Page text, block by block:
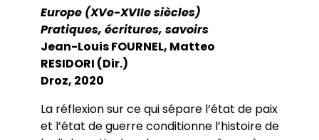
Europe (XVe-XVIIe siècles)
Pratiques, écritures, savoirs
Jean-Louis FOURNEL, Matteo
RESIDORI (Dir.)
Droz, 2020
La réflexion sur ce qui sépare l’état de paix
et l’état de guerre conditionne l’histoire de